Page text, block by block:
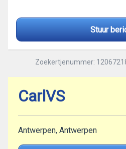
Stuur
Zoekertjenummer:
CarlVS
Antwerpen, Antwerpen